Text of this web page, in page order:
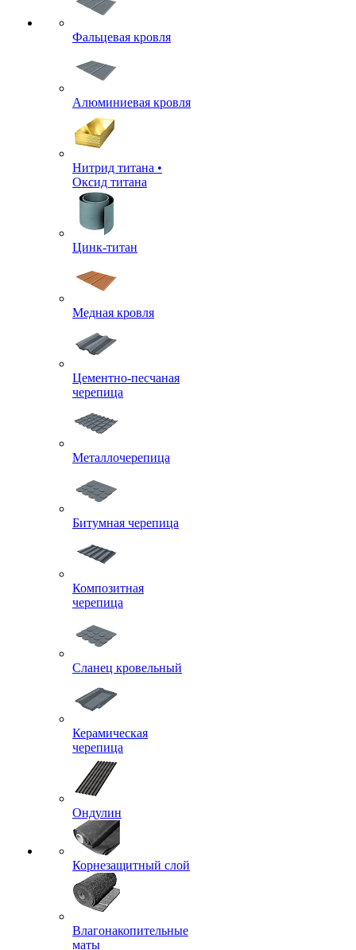
Фальцевая кровля
Алюминиевая кровля
Нитрид титана •
Оксид титана
Цинк-титан
Медная кровля
Цементно-песчаная
черепица
Металлочерепица
Битумная черепица
Композитная
черепица
Сланец кровельный
Керамическая
черепица
Ондулин
Корнезащитный слой
Влагонакопительные
маты